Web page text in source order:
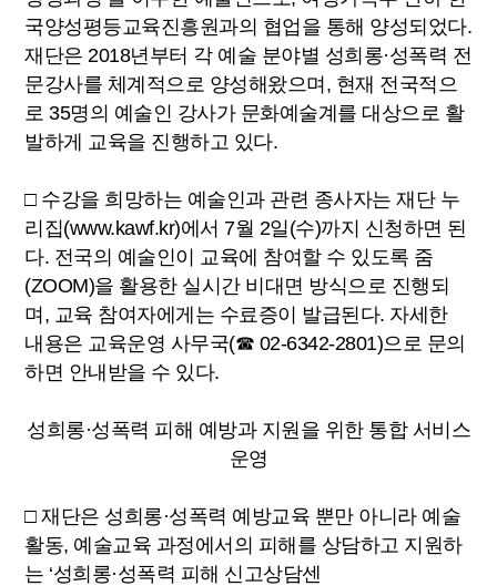
국양성평등교육진흥원과의 협업을 통해 양성되었다.
재단은 2018년부터 각 예술 분야별 성희롱·성폭력 전
문강사를 체계적으로 양성해왔으며, 현재 전국적으
로 35명의 예술인 강사가 문화예술계를 대상으로 활
발하게 교육을 진행하고 있다.
□ 수강을 희망하는 예술인과 관련 종사자는 재단 누
리집(www.kawf.kr)에서 7월 2일(수)까지 신청하면 된
다. 전국의 예술인이 교육에 참여할 수 있도록 줌
(ZOOM)을 활용한 실시간 비대면 방식으로 진행되
며, 교육 참여자에게는 수료증이 발급된다. 자세한
내용은 교육운영 사무국(☎ 02-6342-2801)으로 문의
하면 안내받을 수 있다.
성희롱·성폭력 피해 예방과 지원을 위한 통합 서비스
운영
□ 재단은 성희롱·성폭력 예방교육 뿐만 아니라 예술
활동, 예술교육 과정에서의 피해를 상담하고 지원하
는 ‘성희롱·성폭력 피해 신고상담센